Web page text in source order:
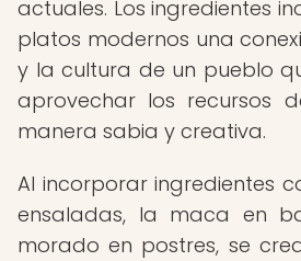
actuales. Los ingredientes
platos modernos una
y la cultura de un pueblo
aprovechar los recursos
manera sabia y creativa.
Al incorporar ingredientes
ensaladas, la maca en
morado en postres, se